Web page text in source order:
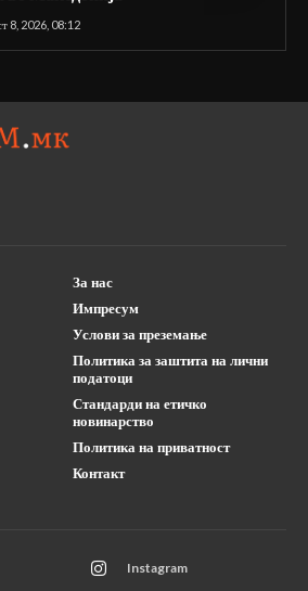
8, 2026, 08:12
За нас
Импресум
Услови за преземање
Политика за заштита на лични
податоци
Стандарди на етичко
новинарство
Политика на приватност
Контакт
Instagram